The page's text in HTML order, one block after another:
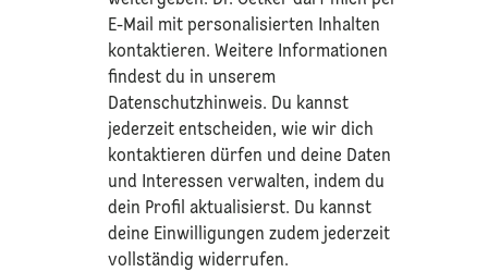
E-Mail mit personalisierten Inhalten
kontaktieren. Weitere Informationen
findest du in unserem
Datenschutzhinweis. Du kannst
jederzeit entscheiden, wie wir dich
kontaktieren dürfen und deine Daten
und Interessen verwalten, indem du
dein Profil aktualisierst. Du kannst
deine Einwilligungen zudem jederzeit
vollständig widerrufen.